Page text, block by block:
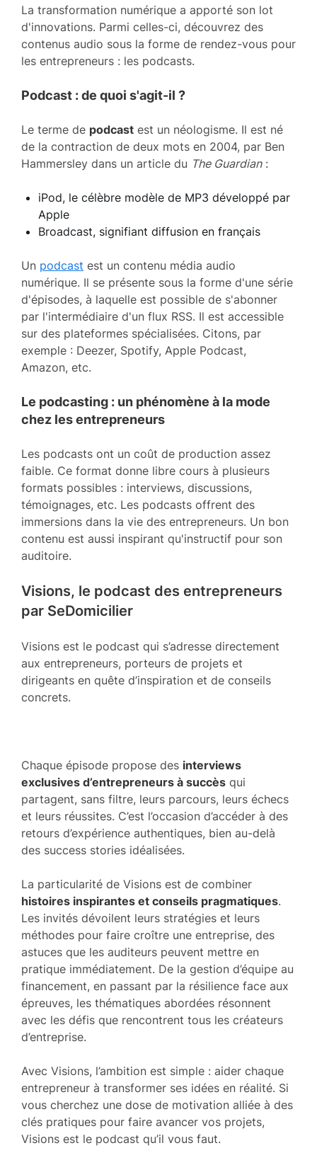
La transformation numérique a apporté son lot
d'innovations. Parmi celles-ci, découvrez des
contenus audio sous la forme de rendez-vous pour
les entrepreneurs : les podcasts.
Podcast : de quoi s'agit-il ?
Le terme de podcast est un néologisme. Il est né
de la contraction de deux mots en 2004, par Ben
Hammersley dans un article du The Guardian:
iPod, le célèbre modèle de MP3 développé par
Apple
Broadcast, signifiant diffusion en français
Un podcast est un contenu média audio
numérique. Il se présente sous la forme d'une série
d'épisodes, à laquelle est possible de s'abonner
par l'intermédiaire d'un flux RSS. Il est accessible
sur des plateformes spécialisées. Citons, par
exemple : Deezer, Spotify, Apple Podcast,
Amazon, etc.
Le podcasting : un phénomène à la mode
chez les entrepreneurs
Les podcasts ont un coût de production assez
faible. Ce format donne libre cours à plusieurs
formats possibles : interviews, discussions,
témoignages, etc. Les podcasts offrent des
immersions dans la vie des entrepreneurs. Un bon
contenu est aussi inspirant qu'instructif pour son
auditoire.
Visions, le podcast des entrepreneurs
par SeDomicilier
Visions est le podcast qui s’adresse directement
aux entrepreneurs, porteurs de projets et
dirigeants en quête d’inspiration et de conseils
concrets.
Chaque épisode propose des interviews
exclusives d’entrepreneurs à succès qui
partagent, sans filtre, leurs parcours, leurs échecs
et leurs réussites. C’est l’occasion d’accéder à des
retours d’expérience authentiques, bien au-delà
des success stories idéalisées.
La particularité de Visions est de combiner
histoires inspirantes et conseils pragmatiques.
Les invités dévoilent leurs stratégies et leurs
méthodes pour faire croître une entreprise, des
astuces que les auditeurs peuvent mettre en
pratique immédiatement. De la gestion d’équipe au
financement, en passant par la résilience face aux
épreuves, les thématiques abordées résonnent
avec les défis que rencontrent tous les créateurs
d’entreprise.
Avec Visions, l’ambition est simple : aider chaque
entrepreneur à transformer ses idées en réalité. Si
vous cherchez une dose de motivation alliée à des
clés pratiques pour faire avancer vos projets,
Visions est le podcast qu’il vous faut.